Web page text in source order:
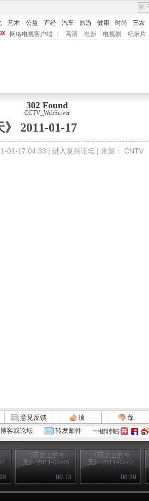
艺术 公益 产经 汽车 旅游 健康 时尚 三农
网络电视客户端 高清 电影 电视剧 纪录片
302 Found
CCTV_WebServer
》 2011-01-17
01-17 04:33 | 进入复兴论坛 | 来源： CNTV
意见反馈 顶 踩
客或论坛 转发邮件 一键转帖
《历史上的今
天》 2011-04-05
00:13
《历史上的今
天》 2011-04-02
00:30